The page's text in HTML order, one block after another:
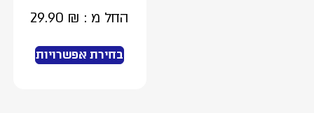
החל מ : 29.90₪
בחירת אפשרויות